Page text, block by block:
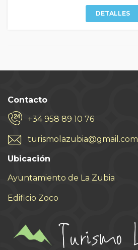
DETALLES
Contacto
+34 958 89 10 76
turismolazubia@gmail.com
Ubicación
Ayuntamiento de La Zubia
Edificio Zoco